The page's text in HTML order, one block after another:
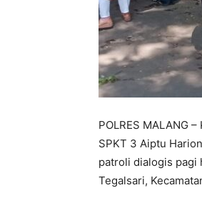
POLRES MALANG
SPKT 3 Aiptu
patroli dialogis pagi
Tegalsari,